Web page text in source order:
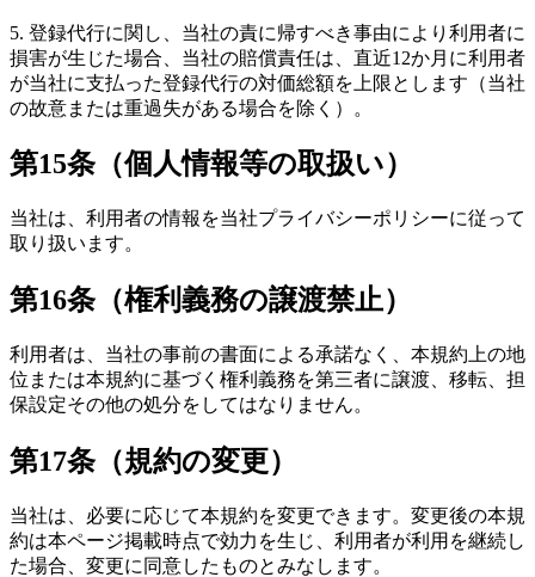
5. 登録代行に関し、当社の責に帰すべき事由により利用者に
損害が生じた場合、当社の賠償責任は、直近12か月に利用者
が当社に支払った登録代行の対価総額を上限とします（当社
の故意または重過失がある場合を除く）。
第15条（個人情報等の取扱い）
当社は、利用者の情報を当社プライバシーポリシーに従って
取り扱います。
第16条（権利義務の譲渡禁止）
利用者は、当社の事前の書面による承諾なく、本規約上の地
位または本規約に基づく権利義務を第三者に譲渡、移転、担
保設定その他の処分をしてはなりません。
第17条（規約の変更）
当社は、必要に応じて本規約を変更できます。変更後の本規
約は本ページ掲載時点で効力を生じ、利用者が利用を継続し
た場合、変更に同意したものとみなします。